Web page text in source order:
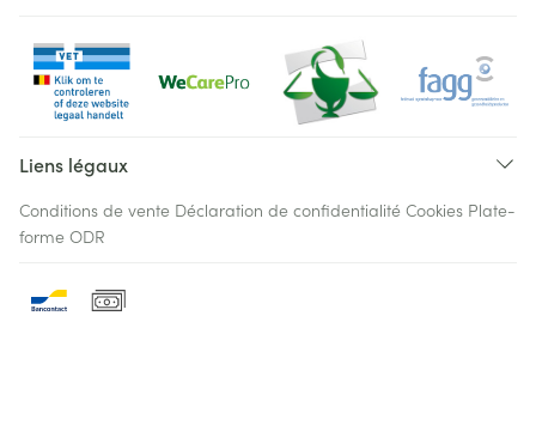
Liens légaux
Conditions de vente Déclaration de confidentialité Cookies Plate-
forme ODR